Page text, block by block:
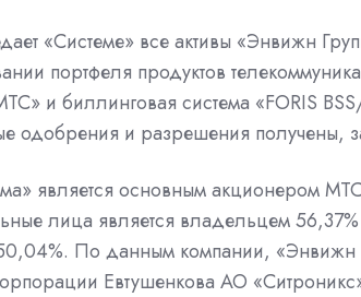
«Системе» все активы «Энвижн
портфеля продуктов
и биллинговая система «FORIS
одобрения и разрешения получены,
является основным акционером
лица является владельцем
50,04%. По данным компании, «Энвижн
Евтушенкова АО